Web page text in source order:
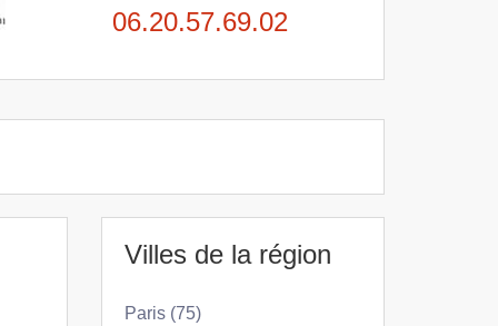
06.20.57.69.02
Villes de la région
Paris (75)